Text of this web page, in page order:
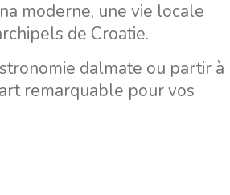
moderne, une vie locale
de Croatie.
dalmate ou partir à
remarquable pour vos